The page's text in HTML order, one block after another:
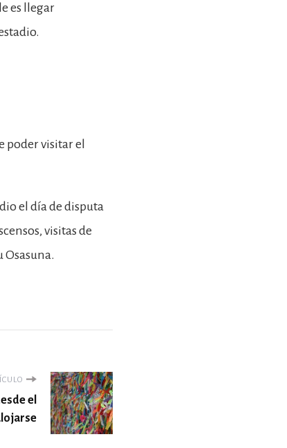
es llegar
poder visitar el
el día de disputa
visitas de
el